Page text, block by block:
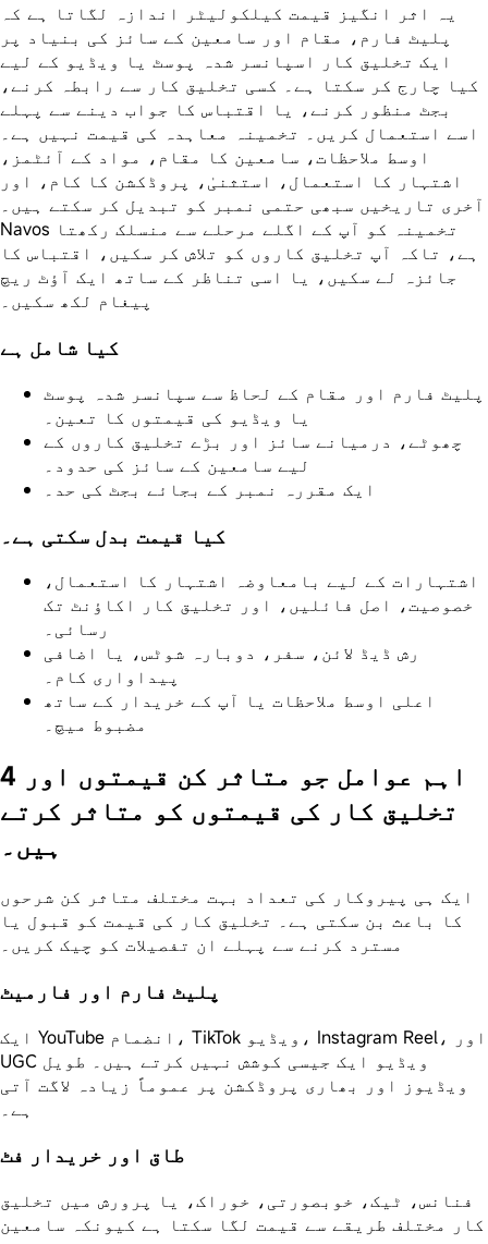
یہ اثر انگیز قیمت کیلکولیٹر اندازہ لگاتا ہے کہ
پلیٹ فارم، مقام اور سامعین کے سائز کی بنیاد پر
ایک تخلیق کار اسپانسر شدہ پوسٹ یا ویڈیو کے لیے
کیا چارج کر سکتا ہے۔ کسی تخلیق کار سے رابطہ کرنے،
بجٹ منظور کرنے، یا اقتباس کا جواب دینے سے پہلے
اسے استعمال کریں۔ تخمینہ معاہدہ کی قیمت نہیں ہے۔
اوسط ملاحظات، سامعین کا مقام، مواد کے آئٹمز،
اشتہار کا استعمال، استثنیٰ، پروڈکشن کا کام، اور
آخری تاریخیں سبھی حتمی نمبر کو تبدیل کر سکتے ہیں۔
Navos تخمینہ کو آپ کے اگلے مرحلے سے منسلک رکھتا
ہے، تاکہ آپ تخلیق کاروں کو تلاش کر سکیں، اقتباس کا
جائزہ لے سکیں، یا اسی تناظر کے ساتھ ایک آؤٹ ریچ
پیغام لکھ سکیں۔
کیا شامل ہے
پلیٹ فارم اور مقام کے لحاظ سے سپانسر شدہ پوسٹ
یا ویڈیو کی قیمتوں کا تعین۔
چھوٹے، درمیانے سائز اور بڑے تخلیق کاروں کے
لیے سامعین کے سائز کی حدود۔
ایک مقررہ نمبر کے بجائے بجٹ کی حد۔
کیا قیمت بدل سکتی ہے۔
اشتہارات کے لیے بامعاوضہ اشتہار کا استعمال،
خصوصیت، اصل فائلیں، اور تخلیق کار اکاؤنٹ تک
رسائی۔
رش ڈیڈ لائن، سفر، دوبارہ شوٹس، یا اضافی
پیداواری کام۔
اعلی اوسط ملاحظات یا آپ کے خریدار کے ساتھ
مضبوط میچ۔
4 اہم عوامل جو متاثر کن قیمتوں اور
تخلیق کار کی قیمتوں کو متاثر کرتے
ہیں۔
ایک ہی پیروکار کی تعداد بہت مختلف متاثر کن شرحوں
کا باعث بن سکتی ہے۔ تخلیق کار کی قیمت کو قبول یا
مسترد کرنے سے پہلے ان تفصیلات کو چیک کریں۔
پلیٹ فارم اور فارمیٹ
ایک YouTube انضمام، TikTok ویڈیو، Instagram Reel، اور
UGC ویڈیو ایک جیسی کوشش نہیں کرتے ہیں۔ طویل
ویڈیوز اور بھاری پروڈکشن پر عموماً زیادہ لاگت آتی
ہے۔
طاق اور خریدار فٹ
فنانس، ٹیک، خوبصورتی، خوراک، یا پرورش میں تخلیق
کار مختلف طریقے سے قیمت لگا سکتا ہے کیونکہ سامعین